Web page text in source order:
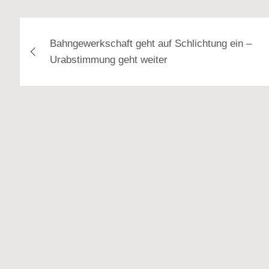
Bahngewerkschaft geht auf Schlichtung ein –
Urabstimmung geht weiter